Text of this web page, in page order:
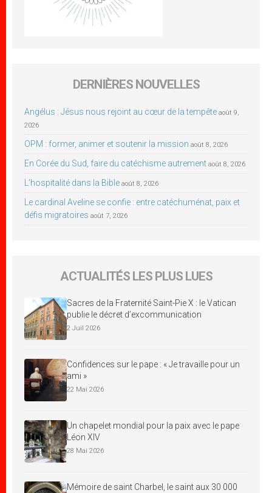
DERNIÈRES NOUVELLES
Angélus : Jésus nous rejoint au cœur de la tempête août 9,
2026
OPM : former, animer et soutenir la mission août 8, 2026
En Corée du Sud, faire du catéchisme autrement août 8, 2026
L’hospitalité dans la Bible août 8, 2026
Le cardinal Aveline se confie : entre catéchuménat, paix et
défis migratoires août 7, 2026
ACTUALITÉS LES PLUS LUES
Sacres de la Fraternité Saint-Pie X : le Vatican
publie le décret d’excommunication
2 Juil 2026
Confidences sur le pape : « Je travaille pour un
ami »
22 Mai 2026
Un chapelet mondial pour la paix avec le pape
Léon XIV
28 Mai 2026
Mémoire de saint Charbel, le saint aux 30 000